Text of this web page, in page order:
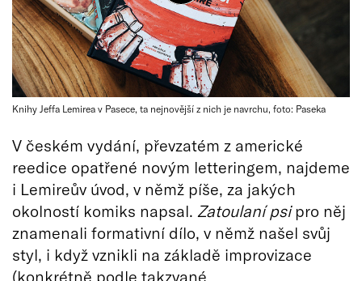
Knihy Jeffa Lemirea v Pasece, ta nejnovější z nich je navrchu, foto: Paseka
V českém vydání, převzatém z americké
reedice opatřené novým letteringem, najdeme
i Lemireův úvod, v němž píše, za jakých
okolností komiks napsal. Zatoulaní psipro něj
znamenali formativní dílo, v němž našel svůj
styl, i když vznikli na základě improvizace
(konkrétně podle takzvané